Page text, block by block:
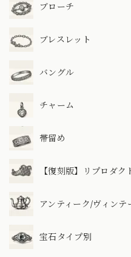
ブローチ
ブレスレット
バングル
チャーム
帯留め
【復刻版】リプロダク
アンティーク/ヴィン
宝石タイプ別